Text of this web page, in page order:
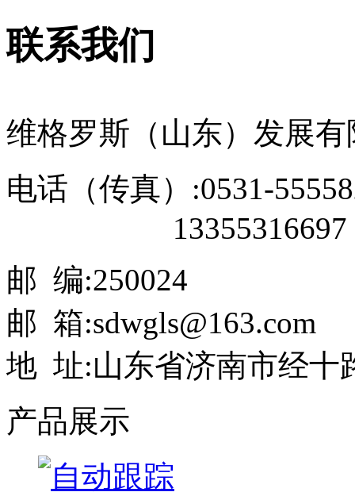
联系我们
维格罗斯（山东）发展有
电话（传真）:0531-
13355316697
邮 编:250024
邮 箱:sdwgls@163.com
地 址:山东省济南市经十
产品展示